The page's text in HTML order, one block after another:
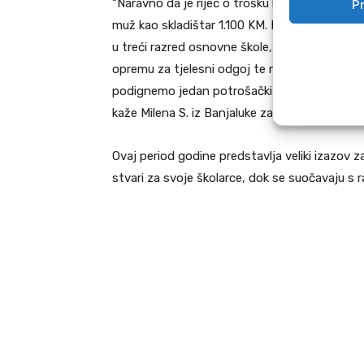
“Naravno da je riječ o trošku koji je znatan
muž kao skladištar 1.100 KM. Imamo dvoje
u treći razred osnovne škole, udžbenici
opremu za tjelesni odgoj te nešto nove
podignemo jedan potrošački kredit kako
kaže Milena S. iz Banjaluke za Srpska Info.
Ovaj period godine predstavlja veliki izazov
stvari za svoje školarce, dok se suočavaju s